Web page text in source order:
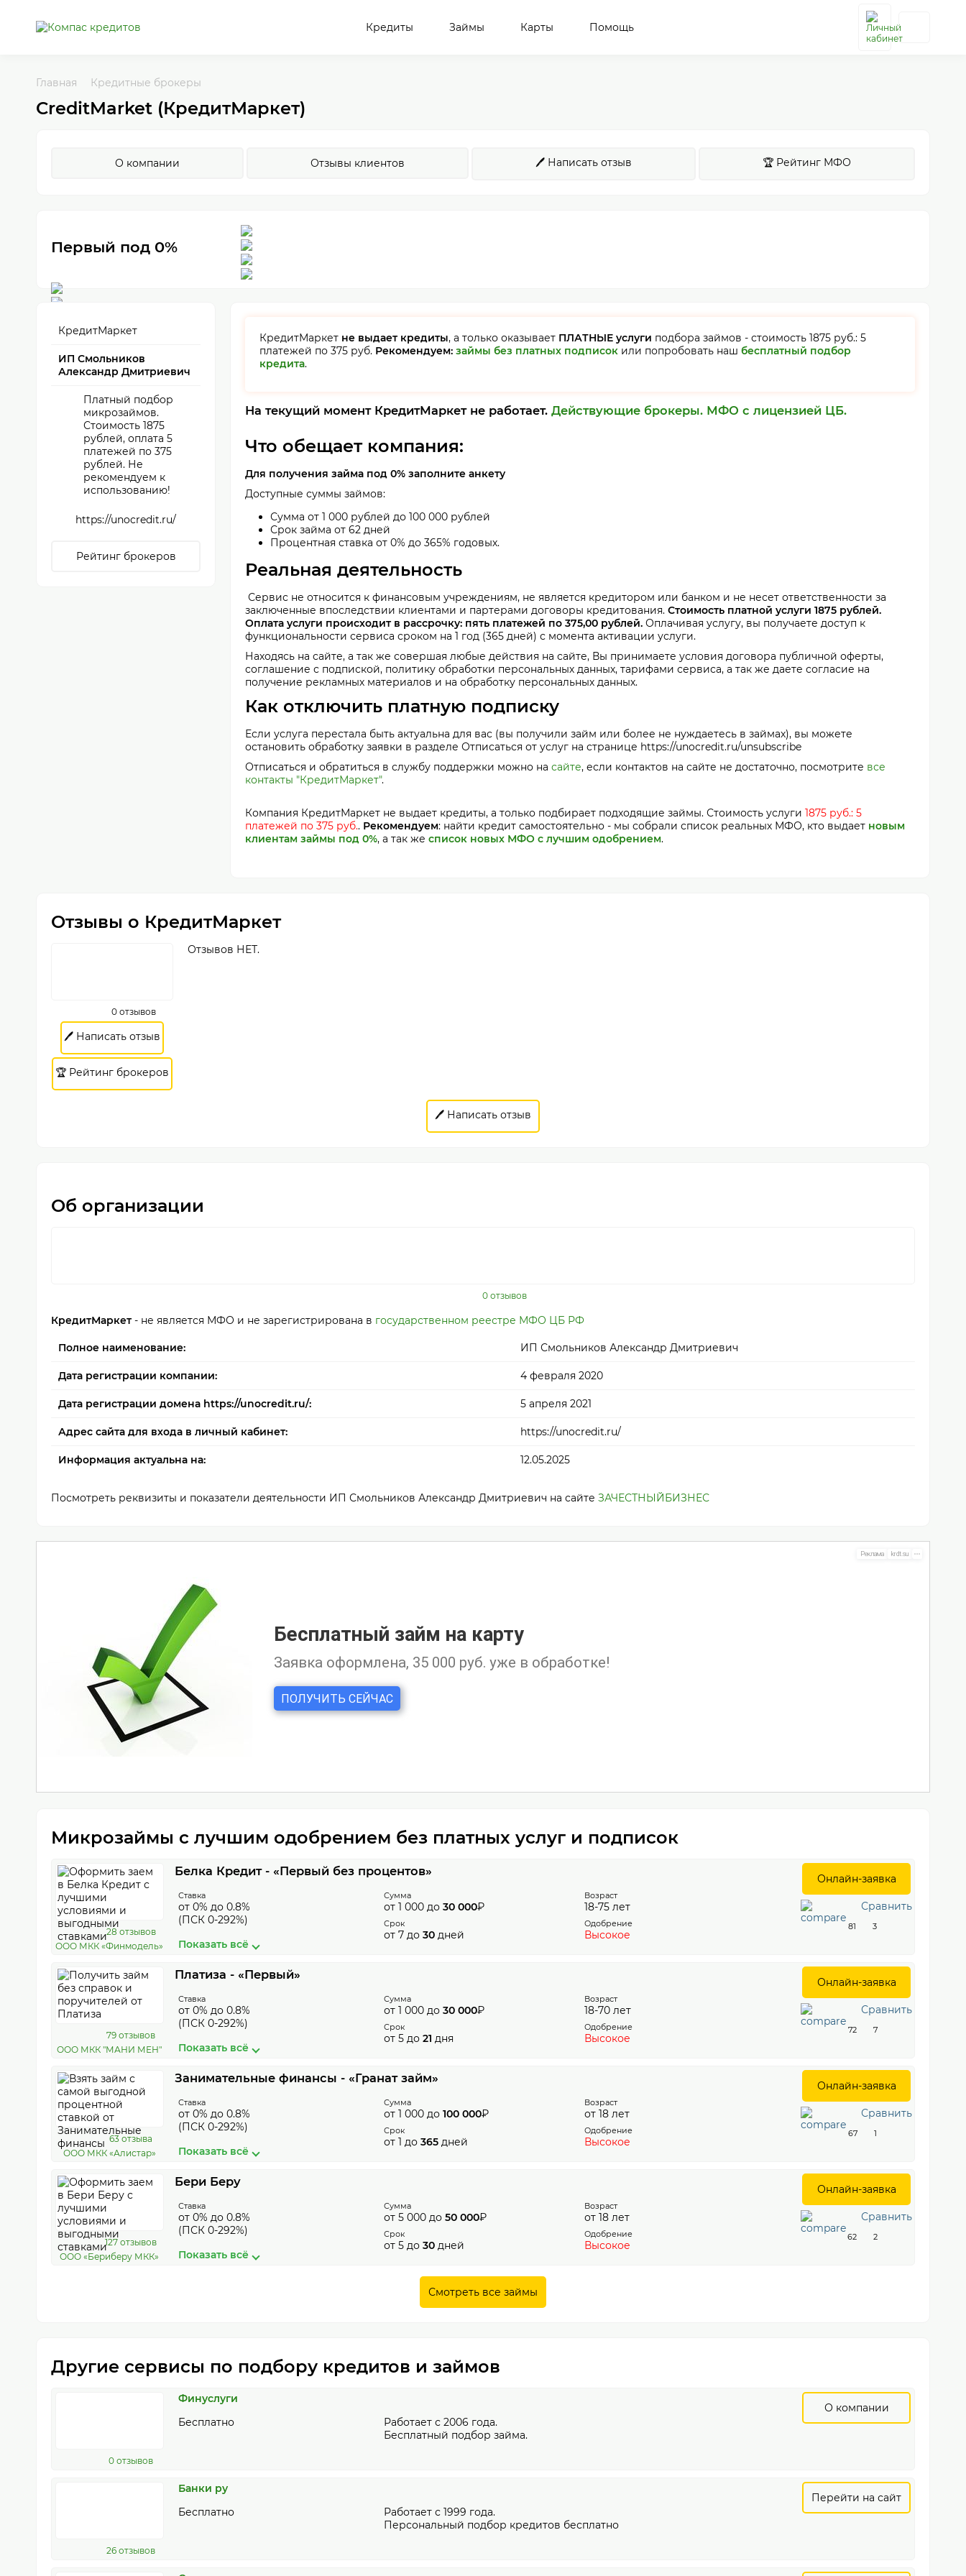
Кредиты Займы Карты Помощь
Главная Кредитные брокеры
CreditMarket (КредитМаркет)
О компании Отзывы клиентов 🖊️ Написать отзыв 🏆 Рейтинг МФО
Первый под 0%
КредитМаркет
ИП Смольников
Александр Дмитриевич
Платный подбор
микрозаймов.
Стоимость 1875
рублей, оплата 5
платежей по 375
рублей. Не
рекомендуем к
использованию!
https://unocredit.ru/
Рейтинг брокеров
КредитМаркет не выдает кредиты, а только оказывает ПЛАТНЫЕ услуги подбора займов - стоимость 1875 руб.: 5
платежей по 375 руб. Рекомендуем: займы без платных подписок или попробовать нашбесплатный подбор
кредита.
На текущий момент КредитМаркет не работает.Действующие брокеры. МФО с лицензией ЦБ.
Что обещает компания:
Для получения займа под 0%заполните анкету
Доступные суммы займов:
Сумма от 1 000 рублей до 100 000 рублей
Срок займа от 62 дней
Процентная ставка от 0% до 365% годовых.
Реальная деятельность
Сервис не относится к финансовым учреждениям, не является кредитором или банком и не несет ответственности за
заключенные впоследствии клиентами и партерами договоры кредитования.Стоимость платной услуги 1875 рублей.
Оплата услуги происходит в рассрочку: пять платежей по 375,00 рублей. Оплачивая услугу, вы получаете доступ к
функциональности сервиса сроком на 1 год (365 дней) с момента активации услуги.
Находясь на сайте, а так же совершая любые действия на сайте, Вы принимаете условия договора публичной оферты,
соглашение с подпиской, политику обработки персональных данных, тарифами сервиса, а так же даете согласие на
получение рекламных материалов и на обработку персональных данных.
Как отключить платную подписку
Если услуга перестала быть актуальна для вас (вы получили займ или более не нуждаетесь в займах), вы можете
остановить обработку заявки в разделе Отписаться от услуг на странице https://unocredit.ru/unsubscribe
Отписаться и обратиться в службу поддержки можно насайте, если контактов на сайте не достаточно, посмотрите все
контакты "КредитМаркет".
Компания КредитМаркет не выдает кредиты, а только подбирает подходящие займы. Стоимость услуги1875 руб.: 5
платежей по 375 руб.. Рекомендуем: найти кредит самостоятельно - мы собрали список реальных МФО, кто выдает новым
клиентам займы под 0%, а так жесписок новых МФО с лучшим одобрением.
Отзывы о КредитМаркет
0 отзывов
🖊️ Написать отзыв
🏆 Рейтинг брокеров
Отзывов НЕТ.
🖊️ Написать отзыв
Об организации
0 отзывов
КредитМаркет- не является МФО и не зарегистрирована в государственном реестре МФО ЦБ РФ
Полное наименование: ИП Смольников Александр Дмитриевич
Дата регистрации компании: 4 февраля 2020
Дата регистрации домена https://unocredit.ru/: 5 апреля 2021
Адрес сайта для входа в личный кабинет: https://unocredit.ru/
Информация актуальна на: 12.05.2025
Посмотреть реквизиты и показатели деятельности ИП Смольников Александр Дмитриевич на сайте ЗАЧЕСТНЫЙБИЗНЕС
Микрозаймы с лучшим одобрением без платных услуг и подписок
28 отзывов
ООО МКК «Финмодель»
Белка Кредит - «Первый без процентов»
Ставка
от 0% до 0.8%
(ПСК 0-292%)
Сумма
от 1 000 до30 000₽
Срок
от 7 до30 дней
Возраст
18-75 лет
Одобрение
Высокое
Показать всё
Онлайн-заявка
Сравнить
81 3
79 отзывов
ООО МКК "МАНИ МЕН"
Платиза - «Первый»
Ставка
от 0% до 0.8%
(ПСК 0-292%)
Сумма
от 1 000 до30 000₽
Срок
от 5 до21 дня
Возраст
18-70 лет
Одобрение
Высокое
Показать всё
Онлайн-заявка
Сравнить
72 7
63 отзыва
ООО МКК «Алистар»
Занимательные финансы - «Гранат займ»
Ставка
от 0% до 0.8%
(ПСК 0-292%)
Сумма
от 1 000 до100 000₽
Срок
от 1 до365 дней
Возраст
от 18 лет
Одобрение
Высокое
Показать всё
Онлайн-заявка
Сравнить
67 1
127 отзывов
ООО «Бериберу МКК»
Бери Беру
Ставка
от 0% до 0.8%
(ПСК 0-292%)
Сумма
от 5 000 до50 000₽
Срок
от 5 до30 дней
Возраст
от 18 лет
Одобрение
Высокое
Показать всё
Онлайн-заявка
Сравнить
62 2
Смотреть все займы
Другие сервисы по подбору кредитов и займов
0 отзывов
Финуслуги
Бесплатно
Работает с 2006 года.
Бесплатный подбор займа.
О компании
26 отзывов
Банки ру
Бесплатно
Работает с 1999 года.
Персональный подбор кредитов бесплатно
Перейти на сайт